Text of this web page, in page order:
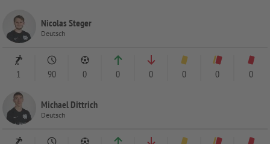
Nicolas Steger
Deutsch
1 90 0 0 0 0 0 0
Michael Dittrich
Deutsch